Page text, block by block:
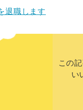
退職します
この
い